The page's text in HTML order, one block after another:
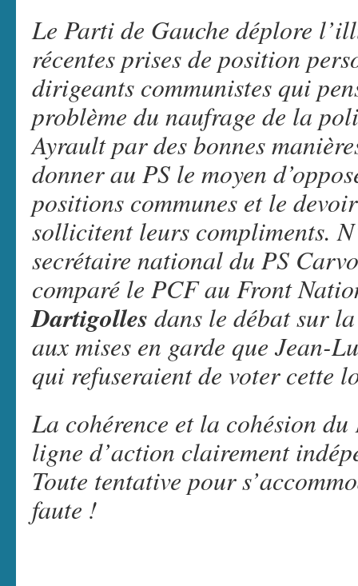
Le Parti de Gauche déplore
récentes prises de position
dirigeants communistes qui
problème du naufrage de la
Ayrault par des bonnes
donner au PS le moyen
positions communes et le
sollicitent leurs compliments.
secrétaire national du PS
comparé le PCF au Front
Dartigolles dans le débat sur
aux mises en garde que Jean-
qui refuseraient de voter cette
La cohérence et la cohésion
ligne d’action clairement
Toute tentative pour
faute !